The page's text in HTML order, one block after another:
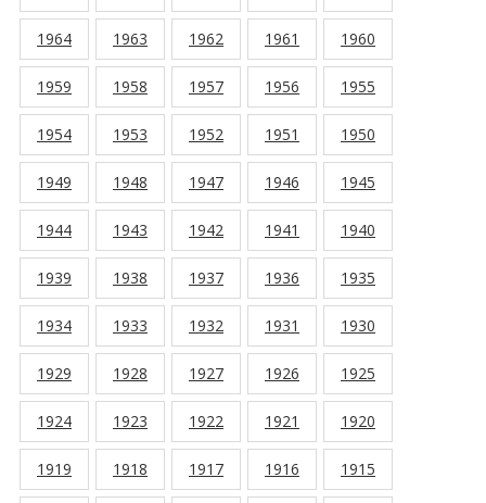
1964 1963 1962 1961 1960
1959 1958 1957 1956 1955
1954 1953 1952 1951 1950
1949 1948 1947 1946 1945
1944 1943 1942 1941 1940
1939 1938 1937 1936 1935
1934 1933 1932 1931 1930
1929 1928 1927 1926 1925
1924 1923 1922 1921 1920
1919 1918 1917 1916 1915